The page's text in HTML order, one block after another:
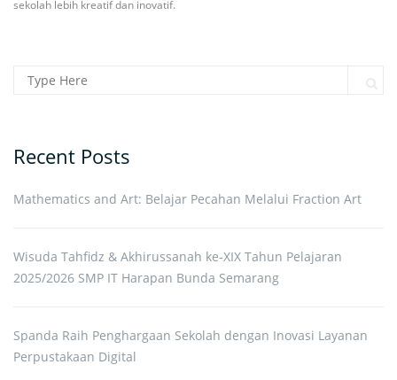
sekolah lebih kreatif dan inovatif.
Search for:
Recent Posts
Mathematics and Art: Belajar Pecahan Melalui Fraction Art
Wisuda Tahfidz & Akhirussanah ke-XIX Tahun Pelajaran
2025/2026 SMP IT Harapan Bunda Semarang
Spanda Raih Penghargaan Sekolah dengan Inovasi Layanan
Perpustakaan Digital